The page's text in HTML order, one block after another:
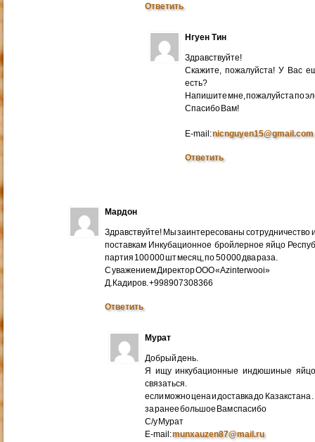
Ответить
Нгуен Тин
Здравствуйте!
Скажите, пожалуйста! У Вас
есть?
Напишите мне, пожалуйста по
Cпасибо Вам!
E-mail:nicnguyen15@gmail.com
Ответить
Мардон
Здравствуйте! Мы заинтересованы сотрудничество
поставкам Инкубационное бройлерное яйцо
партия 100 000 шт месяц, по 50 000 два раза.
С уважением Директор ООО «Azinterwooi»
Д.Кадиров. +998907308366
Ответить
Мурат
Добрый день.
Я ищу инкубационные индюшиные
связаться.
если можно цена и доставка до Казакстана .
за ранее большое Вам спасибо
С/у Мурат
E-mail:munxauzen87@mail.ru